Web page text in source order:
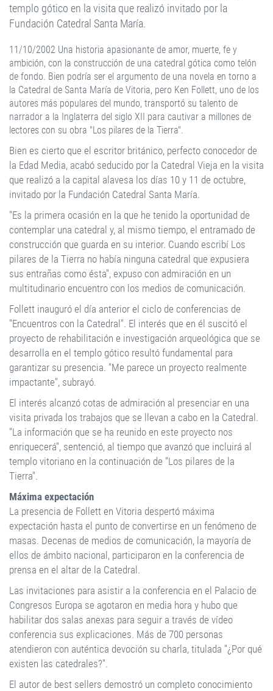
templo gótico en la visita que realizó invitado por la
Fundación Catedral Santa María.
11/10/2002 Una historia apasionante de amor, muerte, fe y
ambición, con la construcción de una catedral gótica como telón
de fondo. Bien podría ser el argumento de una novela en torno a
la Catedral de Santa María de Vitoria, pero Ken Follett, uno de los
autores más populares del mundo, transportó su talento de
narrador a la Inglaterra del siglo XII para cautivar a millones de
lectores con su obra "Los pilares de la Tierra".
Bien es cierto que el escritor británico, perfecto conocedor de
la Edad Media, acabó seducido por la Catedral Vieja en la visita
que realizó a la capital alavesa los días 10 y 11 de octubre,
invitado por la Fundación Catedral Santa María.
"Es la primera ocasión en la que he tenido la oportunidad de
contemplar una catedral y, al mismo tiempo, el entramado de
construcción que guarda en su interior. Cuando escribí Los
pilares de la Tierra no había ninguna catedral que expusiera
sus entrañas como ésta", expuso con admiración en un
multitudinario encuentro con los medios de comunicación.
Follett inauguró el día anterior el ciclo de conferencias de
"Encuentros con la Catedral". El interés que en él suscitó el
proyecto de rehabilitación e investigación arqueológica que se
desarrolla en el templo gótico resultó fundamental para
garantizar su presencia. "Me parece un proyecto realmente
impactante", subrayó.
El interés alcanzó cotas de admiración al presenciar en una
visita privada los trabajos que se llevan a cabo en la Catedral.
"La información que se ha reunido en este proyecto nos
enriquecerá", sentenció, al tiempo que avanzó que incluirá al
templo vitoriano en la continuación de "Los pilares de la
Tierra".
Máxima expectación
La presencia de Follett en Vitoria despertó máxima
expectación hasta el punto de convertirse en un fenómeno de
masas. Decenas de medios de comunicación, la mayoría de
ellos de ámbito nacional, participaron en la conferencia de
prensa en el altar de la Catedral.
Las invitaciones para asistir a la conferencia en el Palacio de
Congresos Europa se agotaron en media hora y hubo que
habilitar dos salas anexas para seguir a través de vídeo
conferencia sus explicaciones. Más de 700 personas
atendieron con auténtica devoción su charla, titulada "¿Por qué
existen las catedrales?".
El autor de best sellers demostró un completo conocimiento